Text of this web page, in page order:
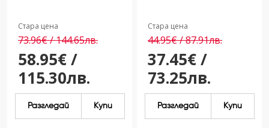
Стара цена
73.96€ / 144.65лв.
58.95€ /
115.30лв.
Разгледай Купи
Стара цена
44.95€ / 87.91лв.
37.45€ /
73.25лв.
Разгледай Купи